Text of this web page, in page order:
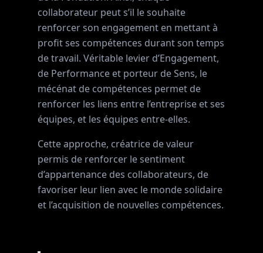
collaborateur peut s’il le souhaite
renforcer son engagement en mettant à
profit ses compétences durant son temps
de travail. Véritable levier d’Engagement,
de Performance et porteur de Sens, le
mécénat de compétences permet de
renforcer les liens entre l’entreprise et ses
équipes, et les équipes entre-elles.
Cette approche, créatrice de valeur
permis de renforcer le sentiment
d’appartenance des collaborateurs, de
favoriser leur lien avec le monde solidaire
et l’acquisition de nouvelles compétences.